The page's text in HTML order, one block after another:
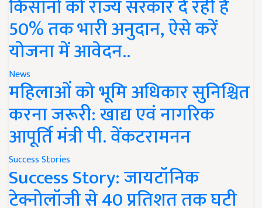
किसानों को राज्य सरकार दे रही है
50% तक भारी अनुदान, ऐसे करें
योजना में आवेदन..
News
महिलाओं को भूमि अधिकार सुनिश्चित
करना जरूरी: खाद्य एवं नागरिक
आपूर्ति मंत्री पी. वेंकटरामनन
Success Stories
Success Story: जायटॉनिक
टेक्नोलॉजी से 40 प्रतिशत तक घटी